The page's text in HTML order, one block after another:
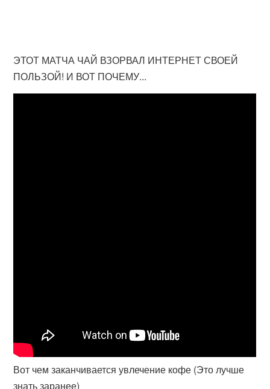
ЭТОТ МАТЧА ЧАЙ ВЗОРВАЛ ИНТЕРНЕТ СВОЕЙ
ПОЛЬЗОЙ! И ВОТ ПОЧЕМУ...
Вот чем заканчивается увлечение кофе (Это лучше
знать заранее)